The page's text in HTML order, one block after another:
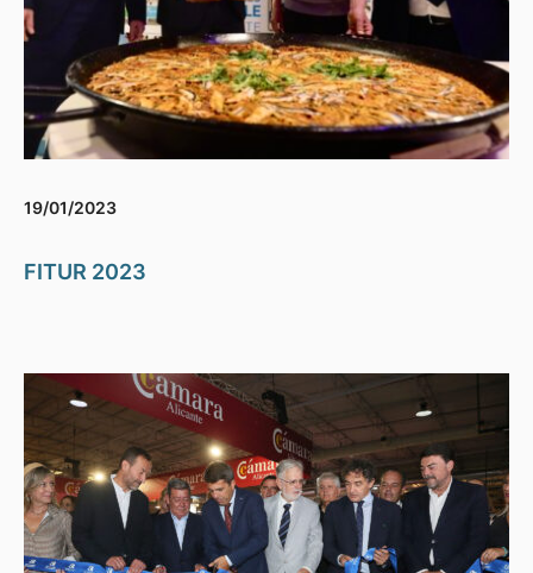
19/01/2023
FITUR 2023